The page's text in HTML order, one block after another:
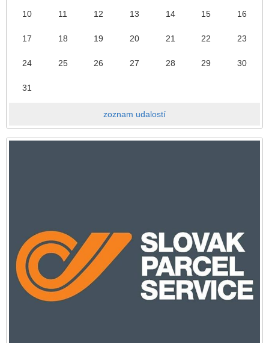
10 11 12 13 14 15 16
17 18 19 20 21 22 23
24 25 26 27 28 29 30
31
zoznam udalostí